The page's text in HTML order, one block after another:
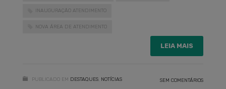
INAUGURAÇÃO ATENDIMENTO
NOVA ÁREA DE ATENDIMENTO
LEIA MAIS
PUBLICADO EM DESTAQUES NOTÍCIAS SEM COMENTÁRIOS